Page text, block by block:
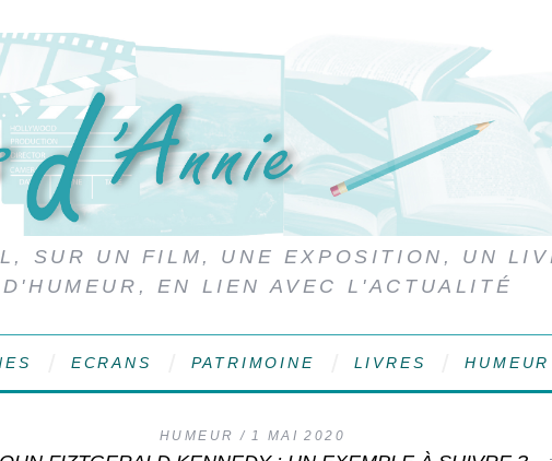
SUR UN FILM, UNE EXPOSITION, UN
D'HUMEUR, EN LIEN AVEC L'ACTUALITÉ
ECRANS PATRIMOINE LIVRES HUMEUR
HUMEUR 1 MAI 2020